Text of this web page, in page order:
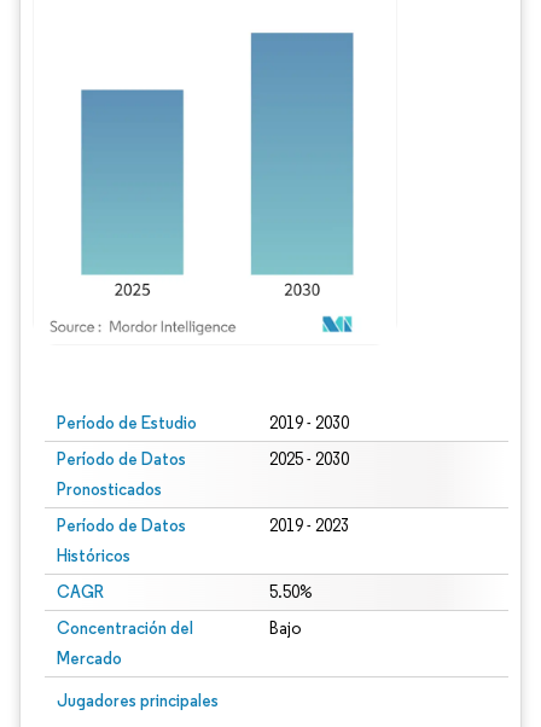
Período de Estudio 2019 - 2030
Período de Datos
Pronosticados
2025 - 2030
Período de Datos
Históricos
2019 - 2023
CAGR 5.50%
Concentración del
Mercado
Bajo
Jugadores principales